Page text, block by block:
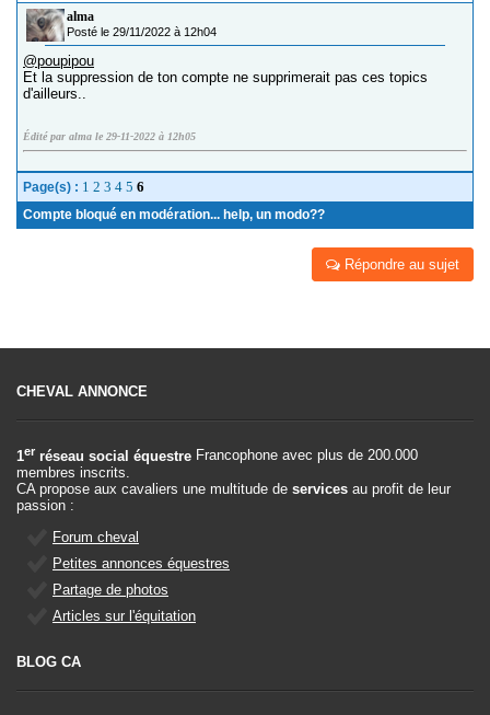
alma
Posté le 29/11/2022 à 12h04
@poupipou
Et la suppression de ton compte ne supprimerait pas ces topics
d'ailleurs..
Édité par alma le 29-11-2022 à 12h05
Page(s) : 1 2 3 4 5 6
Compte bloqué en modération... help, un modo??
Répondre au sujet
CHEVAL ANNONCE
1er réseau social équestre Francophone avec plus de 200.000
membres inscrits.
CA propose aux cavaliers une multitude de services au profit de leur
passion :
Forum cheval
Petites annonces équestres
Partage de photos
Articles sur l'équitation
BLOG CA